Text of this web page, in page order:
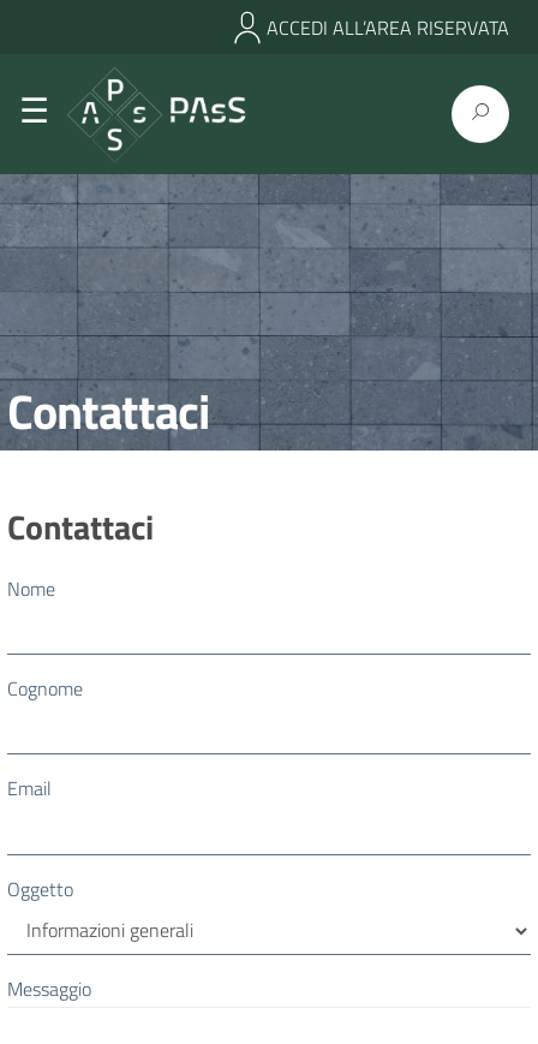
ACCEDI ALL’AREA RISERVATA
Contattaci
Contattaci
Nome
Cognome
Email
Oggetto
Messaggio